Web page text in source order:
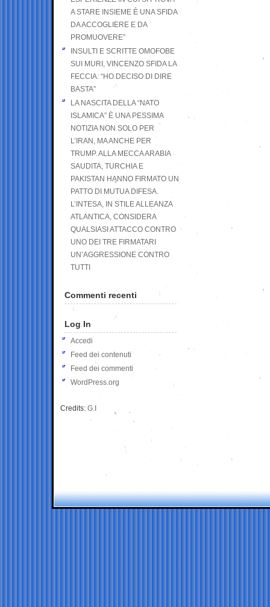
A STARE INSIEME È UNA SFIDA
DA ACCOGLIERE E DA
PROMUOVERE”
INSULTI E SCRITTE OMOFOBE
SUI MURI, VINCENZO SFIDA LA
FECCIA: “HO DECISO DI DIRE
BASTA”
LA NASCITA DELLA “NATO
ISLAMICA” È UNA PESSIMA
NOTIZIA NON SOLO PER
L’IRAN, MA ANCHE PER
TRUMP. ALLA MECCA ARABIA
SAUDITA, TURCHIA E
PAKISTAN HANNO FIRMATO UN
PATTO DI MUTUA DIFESA.
L’INTESA, IN STILE ALLEANZA
ATLANTICA, CONSIDERA
QUALSIASI ATTACCO CONTRO
UNO DEI TRE FIRMATARI
UN’AGGRESSIONE CONTRO
TUTTI
Commenti recenti
Log In
Accedi
Feed dei contenuti
Feed dei commenti
WordPress.org
Credits: G.I